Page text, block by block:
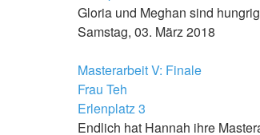
Gloria und Meghan sind
Samstag, 03. März 2018
Masterarbeit V: Finale
Frau Teh
Erlenplatz 3
Endlich hat Hannah ihre